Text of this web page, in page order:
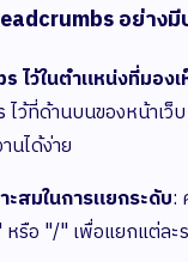
อย่าง
ไว้ในตำแหน่งที่มองเ
ว้ที่ด้านบนของหน้าเว็
นได้ง่าย​
สมในการแยกระดับ:
หรือ "/" เพื่อแยกแต่ละ